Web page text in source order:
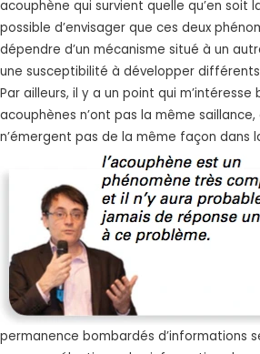
acouphène qui survient quelle qu’en soit
possible d’envisager que ces deux
dépendre d’un mécanisme situé à un
une susceptibilité à développer
Par ailleurs, il y a un point qui m’intéresse
acouphènes n’ont pas la même saillance,
n’émergent pas de la même façon dans
permanence bombardés d’informations